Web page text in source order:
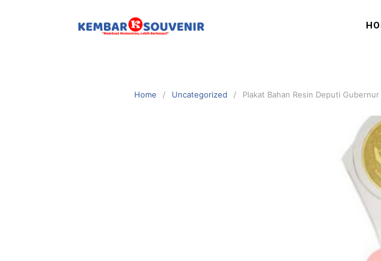
Home Uncategorized Plakat Bahan Resin Deputi